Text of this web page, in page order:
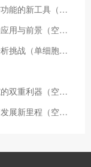
应用空间转录组规格精准解析组织结构与功能的新工具（空间转录组分析流程）
空间转录组测序结果在生物医学研究中的应用与前景（空间转录组数据）
单细胞测序技术解析突破性进展与数据分析挑战（单细胞测序数据分析电脑要求）
空间转录组与空间代谢组解析生物学研究的双重利器（空间转录学）
品质空间转录组规格提升，助力精准医疗发展新里程（空间转录组数据分析）